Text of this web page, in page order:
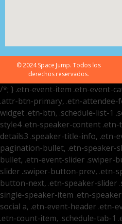
© 2024 Space Jump. Todos los
derechos reservados.
/*; } .etn-event-item .etn-event-
.attr-btn-primary, .etn-attendee-
widget .etn-btn, .schedule-list-1
style4 .etn-speaker-content
details3 .speaker-title-info, .etn-
pagination-bullet, .etn-speaker-
bullet, .etn-event-slider .swiper-
slider .swiper-button-prev, .etn-
button-next, .etn-speaker-slider
single-speaker-item .etn-
social a, .etn-event-header .etn-
.etn-count-item, .schedule-tab-1